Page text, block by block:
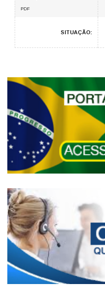
PDF
SITUAÇÃO: